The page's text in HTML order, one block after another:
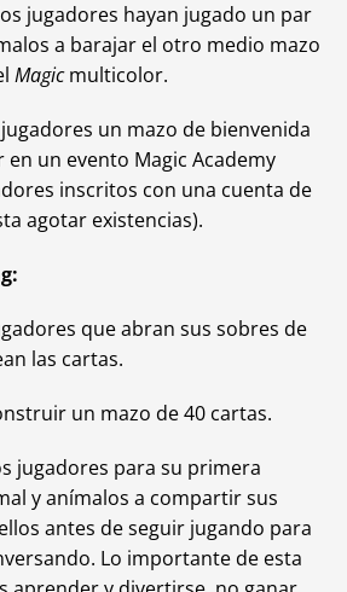
jugadores hayan jugado un par
a barajar el otro medio mazo
Magicmulticolor.
un mazo de bienvenida
un evento Magic Academy
inscritos con una cuenta de
agotar existencias).
que abran sus sobres de
las cartas.
un mazo de 40 cartas.
jugadores para su primera
y anímalos a compartir sus
antes de seguir jugando para
Lo importante de esta